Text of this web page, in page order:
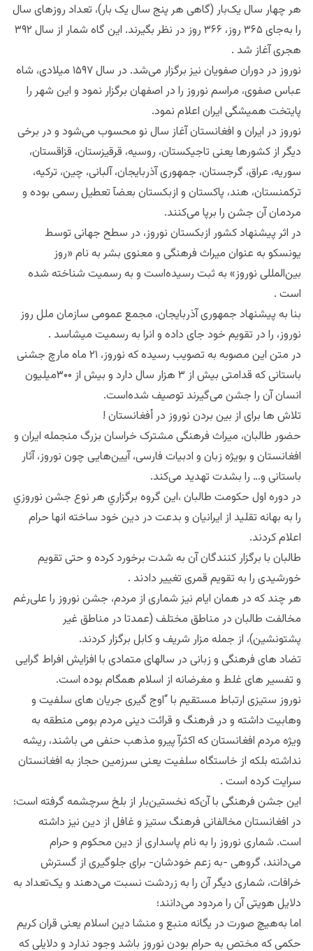
هر چهار سال یک‌بار (گاهی هر پنج سال یک بار)، تعداد روزهای سال
را به‌جای ۳۶۵ روز، ۳۶۶ روز در نظر بگیرند. این گاه شمار از سال ۳۹۲
هجری آغاز شد .
نوروز در دوران صفویان نیز برگزار می‌شد. در سال ۱۵۹۷ میلادی، شاه
عباس صفوی، مراسم نوروز را در اصفهان برگزار نمود و این شهر را
پایتخت همیشگی ایران اعلام نمود.
نوروز در ایران و افغانستان آغاز سال نو محسوب می‌شود و در برخی
دیگر از کشورها یعنی تاجیکستان، روسیه، قرقیزستان، قزاقستان،
سوریه، عراق، گرجستان، جمهوری آذربایجان، آلبانی، چین، ترکیه،
ترکمنستان، هند، پاکستان و ازبکستان بعضآ تعطیل رسمی بوده و
مردمان آن جشن را برپا می‌کنند.
در اثر پیشنهاد کشور ازبکستان نوروز، در سطح جهانی توسط
یونسکو به عنوان میراث فرهنگی و معنوی بشر به نام «روز
بین‌المللی نوروز» به ثبت رسیده‌است و به رسمیت شناخته شده
است .
بنا به پیشنهاد جمهوری آذربایجان، مجمع عمومی سازمان ملل روز
نوروز، را در تقویم خود جای داده و انرا به رسمیت میشاسد .
در متن این مصوبه به تصویب رسیده که نوروز، ۲۱ ماه مارچ جشنی
باستانی که قدامتی بیش از ۳ هزار سال دارد و بیش از ۳۰۰میلیون
انسان آن را جشن می‌گیرند توصیف شده‌است.
تلاش ها برای از بین بردن نوروز در أفغانستان !
حضور طالبان، میراث فرهنگی مشترک خراسان بزرگ منجمله ایران و
افغانستان و بویژه زبان و ادبیات فارسی، آیین‌هایی چون نوروز، آثار
باستانی و… را بشدت تهدید می‌کند.
در دوره اول حکومت طالبان ،اين گروه برگزاري هر نوع جشن نوروزي
را به بهانه تقليد از ايرانيان و بدعت در دین خود ساخته انها حرام
اعلام كردند.
طالبان با برگزار کنندگان آن به شدت برخورد کرده و حتی تقویم
خورشیدی را به تقویم قمری تغییر دادند .
هر چند که در همان ایام نیز شماری از مردم، جشن نوروز را علی‌رغم
مخالفت طالبان در مناطق مختلف (عمدتا در مناطق غیر
پشتونشین)، از جمله مزار شریف و کابل برگزار کردند.
تضاد های فرهنگی و زبانی در سالهای متمادی با افزایش افراط گرایی
و تفسیر های غلط و مغرضانه از اسلام همگام بوده است.
نوروز ستیزی ارتباط مستقیم با “اوج گیری جریان های سلفیت و
وهابیت داشته و در فرهنگ و قرائت دینی مردم بومی منطقه به
ویژه مردم افغانستان که اکثرآ پیرو مذهب حنفی می باشند، ریشه
نداشته بلکه از خاستگاه سلفیت یعنی سرزمین حجاز به افغانستان
سرایت کرده است .
این جشن فرهنگی با آن‌که نخستین‌بار از بلخ سرچشمه گرفته است؛
در افغانستان مخالفانی فرهنگ ستیز و غافل از دین نیز داشته
است. شماری نوروز را به نام پاسداری از دین محکوم و حرام
می‌دانند، گروهی -به زعم خودشان- برای جلوگیری از گسترش
خرافات، شماری دیگر آن را به زردشت نسبت می‌دهند و یک‌تعداد به
دلایل هویتی آن را مردود می‌دانند؛
اما به‌هیچ صورت در یگانه منبع و منشا دین اسلام یعنی قران کریم
حکمی که مختص به حرام بودن نوروز باشد وجود ندارد و دلایلی که